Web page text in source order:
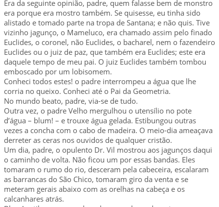
Era da seguinte opinião, padre, quem falasse bem de monstro
era porque era mostro também. Se quisesse, eu tinha sido
alistado e tomado parte na tropa de Santana; e não quis. Tive
vizinho jagunço, o Mameluco, era chamado assim pelo finado
Euclides, o coronel, não Euclides, o bacharel, nem o fazendeiro
Euclides ou o juiz de paz, que também era Euclides; este era
daquele tempo de meu pai. O juiz Euclides também tombou
emboscado por um lobisomem.
Conheci todos estes! o padre interrompeu a água que lhe
corria no queixo. Conheci até o Pai da Geometria.
No mundo beato, padre, via-se de tudo.
Outra vez, o padre Velho mergulhou o utensílio no pote
d’água – blum! – e trouxe água gelada. Estibungou outras
vezes a concha com o cabo de madeira. O meio-dia ameaçava
derreter as ceras nos ouvidos de qualquer cristão.
Um dia, padre, o opulento Dr. Vil mostrou aos jagunços daqui
o caminho de volta. Não ficou um por essas bandas. Eles
tomaram o rumo do rio, desceram pela cabeceira, escalaram
as barrancas do São Chico, tomaram giro da venta e se
meteram gerais abaixo com as orelhas na cabeça e os
calcanhares atrás.